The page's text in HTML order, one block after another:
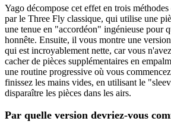
Yago décompose cet effet en trois
par le Three Fly classique, qui utilise une
une tenue en "accordéon" ingénieuse pour
honnête. Ensuite, il vous montre une
qui est incroyablement nette, car vous
cacher de pièces supplémentaires en
une routine progressive où vous
finissez les mains vides, en utilisant le
disparaître les pièces dans les airs.
Par quelle version devriez-vous